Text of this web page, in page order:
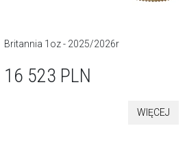
Britannia 1oz - 2025/2026r
16 523 PLN
WIĘCEJ